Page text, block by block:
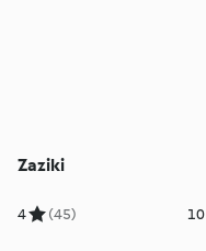
Zaziki
4 (45)